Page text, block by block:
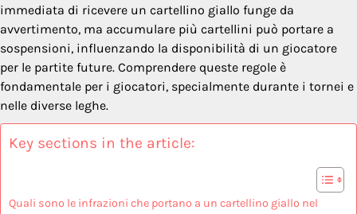
immediata di ricevere un cartellino giallo funge da
avvertimento, ma accumulare più cartellini può portare a
sospensioni, influenzando la disponibilità di un giocatore
per le partite future. Comprendere queste regole è
fondamentale per i giocatori, specialmente durante i tornei e
nelle diverse leghe.
Key sections in the article:
Quali sono le infrazioni che portano a un cartellino giallo nel